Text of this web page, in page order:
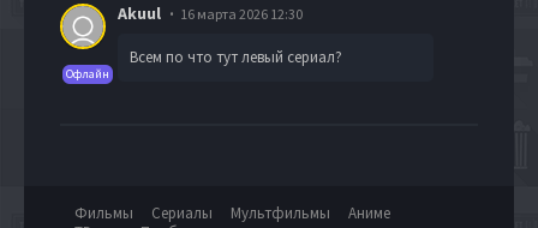
Офлайн
Akuul 16 марта 2026 12:30
Всем по что тут левый сериал?
Фильмы Сериалы Мультфильмы
Аниме